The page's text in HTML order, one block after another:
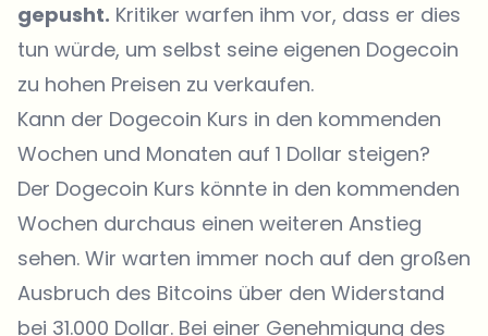
gepusht. Kritiker warfen ihm vor, dass er dies
tun würde, um selbst seine eigenen Dogecoin
zu hohen Preisen zu verkaufen.
Kann der Dogecoin Kurs in den kommenden
Wochen und Monaten auf 1 Dollar steigen?
Der Dogecoin Kurs könnte in den kommenden
Wochen durchaus einen weiteren Anstieg
sehen. Wir warten immer noch auf den großen
Ausbruch des Bitcoins über den Widerstand
bei 31.000 Dollar. Bei einer Genehmigung des